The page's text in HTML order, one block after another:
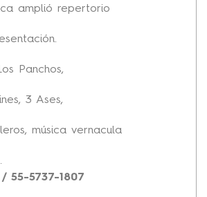
amplió repertorio
Panchos,
3 Ases,
música vernacula
55-5737-1807